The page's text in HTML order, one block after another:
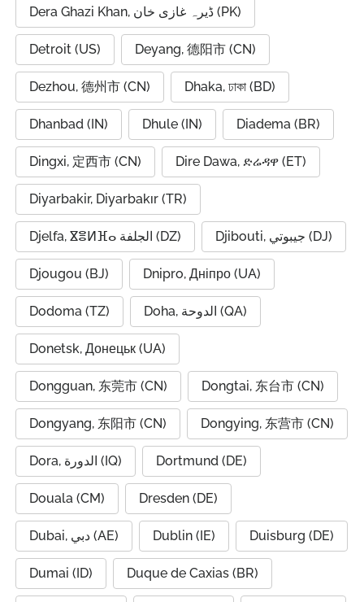
Dera Ghazi Khan, ڈیرہ غازی خان (PK)
Detroit (US) Deyang, 德阳市 (CN)
Dezhou, 德州市 (CN) Dhaka, ঢাকা (BD)
Dhanbad (IN) Dhule (IN) Diadema (BR)
Dingxi, 定西市 (CN) Dire Dawa, ድሬዳዋ (ET)
Diyarbakir, Diyarbakır (TR)
Djelfa, ⴵⴻⵍⴼⴰ الجلفة (DZ) Djibouti, جيبوتي (DJ)
Djougou (BJ) Dnipro, Дніпро (UA)
Dodoma (TZ) Doha, الدوحة (QA)
Donetsk, Донецьк (UA)
Dongguan, 东莞市 (CN) Dongtai, 东台市 (CN)
Dongyang, 东阳市 (CN) Dongying, 东营市 (CN)
Dora, الدورة (IQ) Dortmund (DE)
Douala (CM) Dresden (DE)
Dubai, دبي (AE) Dublin (IE) Duisburg (DE)
Dumai (ID) Duque de Caxias (BR)